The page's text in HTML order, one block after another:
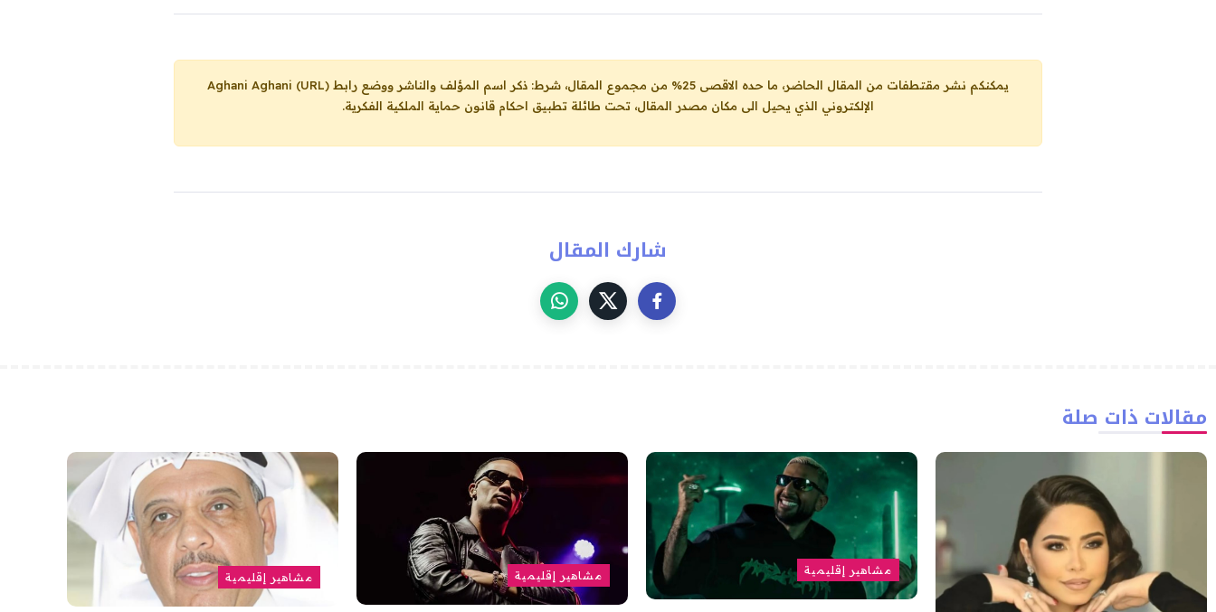
يمكنكم نشر مقتطفات من المقال الحاضر، ما حده الاقصى 25% من مجموع المقال، شرط: ذكر اسم المؤلف والناشر ووضع رابط
Aghani Aghani (URL)
الإلكتروني الذي يحيل الى مكان مصدر المقال، تحت طائلة تطبيق احكام قانون حماية الملكية الفكرية.
شارك المقال
مقالات ذات صلة
مشاهير إقليمية مشاهير إقليمية مشاهير إقليمية